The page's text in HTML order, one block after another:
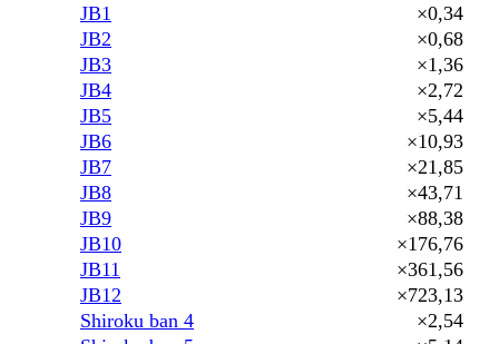
JB1
×0,34
JB2
×0,68
JB3
×1,36
JB4
×2,72
JB5
×5,44
JB6
×10,93
JB7
×21,85
JB8
×43,71
JB9
×88,38
JB10
×176,76
JB11
×361,56
JB12
×723,13
Shiroku ban 4
×2,54